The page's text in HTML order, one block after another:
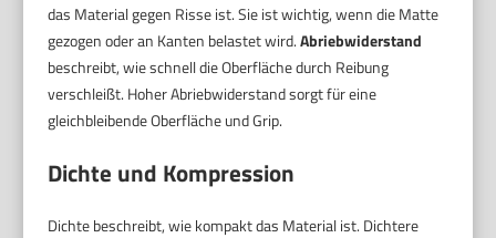
das Material gegen Risse ist. Sie ist wichtig, wenn die Matte
gezogen oder an Kanten belastet wird.Abriebwiderstand
beschreibt, wie schnell die Oberfläche durch Reibung
verschleißt. Hoher Abriebwiderstand sorgt für eine
gleichbleibende Oberfläche und Grip.
Dichte und Kompression
Dichte beschreibt, wie kompakt das Material ist. Dichtere